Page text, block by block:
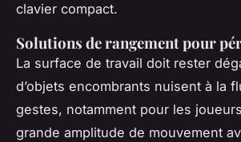
clavier compact.
Solutions de rangement pour
La surface de travail doit rester
d’objets encombrants nuisent à la
gestes, notamment pour les
grande amplitude de mouvement